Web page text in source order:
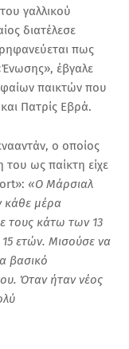
γαλλικού
διατέλεσε
πως
έβγαλε
παικτών που
Πατρίς Εβρά.
ο οποίος
ως παίκτη είχε
«Ο Μάρσιαλ
κάθε μέρα
τους κάτω των 13
ετών. Μισούσε να
βασικό
Όταν ήταν νέος